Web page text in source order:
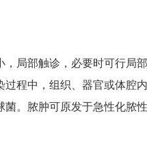
局部触诊，必要时可行局
程中，组织、器官或体腔
。脓肿可原发于急性化脓